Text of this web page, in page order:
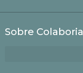
Sobre Colaboria